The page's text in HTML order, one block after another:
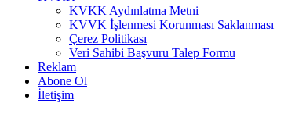
KVKK Aydınlatma Metni
KVVK İşlenmesi Korunması Saklanması
Çerez Politikası
Veri Sahibi Başvuru Talep Formu
Reklam
Abone Ol
İletişim